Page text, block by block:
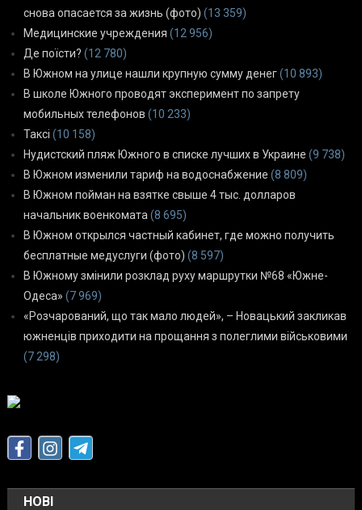
снова опасается за жизнь (фото) (13 359)
Медицинские учреждения (12 956)
Де поїсти? (12 780)
В Южном на улице нашли крупную сумму денег(10 893)
В школе Южного проводят эксперимент по запрету
мобильных телефонов (10 233)
Таксі (10 158)
Нудистский пляж Южного в списке лучших в Украине (9 738)
В Южном изменили тариф на водоснабжение (8 809)
В Южном пойман на взятке свыше 4 тыс. долларов
начальник военкомата (8 695)
В Южном открылся частный кабинет, где можно получить
бесплатные медуслуги (фото) (8 597)
В Южному змінили розклад руху маршрутки №68 «Южне-
Одеса» (7 969)
«Розчарований, що так мало людей», – Новацький закликав
южненців приходити на прощання з полеглими військовими
(7 298)
НОВІ